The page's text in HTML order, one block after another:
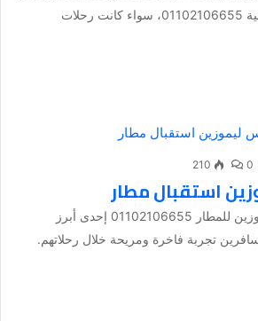
بتنظيم الرحلات الجماعية 01102106655، سواء كانت رحلات
0
210
استقبال مطار
تعتبر خدمة إيجار الليموزين للمطار 01102106655 إحدى أبرز
تجربة فاخرة ومريحة خلال رحلاتهم.